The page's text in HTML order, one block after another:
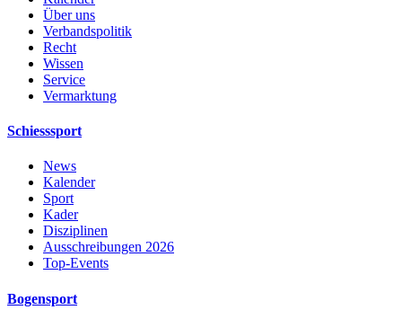
Über uns
Verbandspolitik
Recht
Wissen
Service
Vermarktung
Schiesssport
News
Kalender
Sport
Kader
Disziplinen
Ausschreibungen 2026
Top-Events
Bogensport